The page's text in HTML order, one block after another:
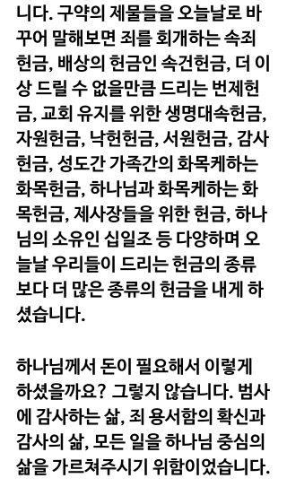
니다. 구약의 제물들을 오늘날로 바
꾸어 말해보면 죄를 회개하는 속죄
헌금, 배상의 헌금인 속건헌금, 더 이
상 드릴 수 없을만큼 드리는 번제헌
금, 교회 유지를 위한 생명대속헌금,
자원헌금, 낙헌헌금, 서원헌금, 감사
헌금, 성도간 가족간의 화목케하는
화목헌금, 하나님과 화목케하는 화
목헌금, 제사장들을 위한 헌금, 하나
님의 소유인 십일조 등 다양하며 오
늘날 우리들이 드리는 헌금의 종류
보다 더 많은 종류의 헌금을 내게 하
셨습니다.
하나님께서 돈이 필요해서 이렇게
하셨을까요? 그렇지 않습니다. 범사
에 감사하는 삶, 죄 용서함의 확신과
감사의 삶, 모든 일을 하나님 중심의
삶을 가르쳐주시기 위함이었습니다.